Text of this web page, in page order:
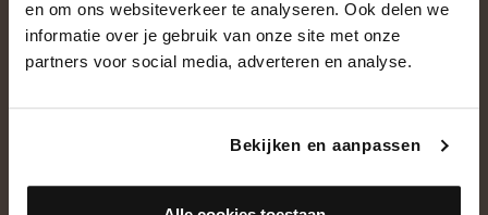
en om ons websiteverkeer te analyseren. Ook delen we
informatie over je gebruik van onze site met onze
partners voor social media, adverteren en analyse.
Bekijken en aanpassen